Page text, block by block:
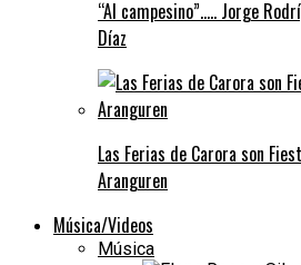
“Al campesino”….. Jorge
Díaz
Las Ferias de Carora son
Aranguren
Música/Videos
Música